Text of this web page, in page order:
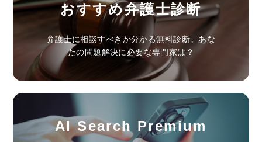
おすすめ弁護士診断
弁護士に相談すべきか分かる無料診断。あな
たの問題解決に必要な専門家は？
AI Search Premium